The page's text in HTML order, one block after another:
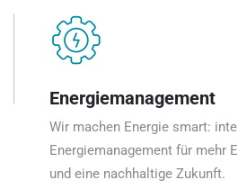
Energiemanagement
Wir machen Energie smart:
Energiemanagement für mehr
und eine nachhaltige Zukunft.